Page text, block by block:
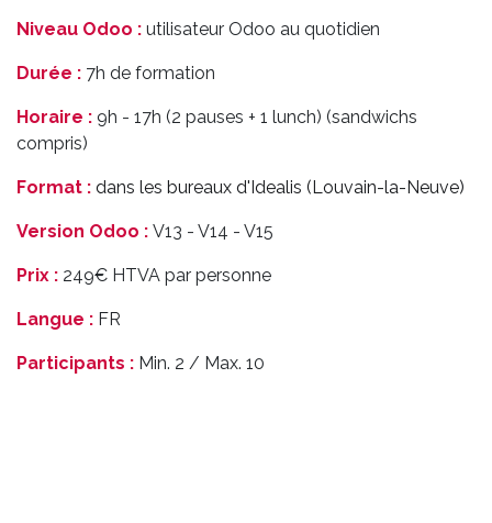
Niveau Odoo : utilisateur Odoo au quotidien
Durée : 7h de formation
Horaire : 9h - 17h (2 pauses + 1 lunch) (sandwichs
compris)
Format : dans les bureaux d'Idealis (Louvain-la-Neuve)
Version Odoo : V13 - V14 - V15
Prix : 249€ HTVA par personne
Langue : FR
Participants : Min. 2 / Max. 10